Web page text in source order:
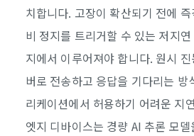
치합니다. 고장이 확산되기 전에
비 정지를 트리거할 수 있는 저지
지에서 이루어져야 합니다. 원시
버로 전송하고 응답을 기다리는 방
리케이션에서 허용하기 어려운 지
엣지 디바이스는 경량 AI 추론 모